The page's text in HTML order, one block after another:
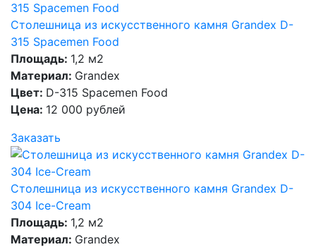
Столешница из искусственного камня Grandex D-
315 Spacemen Food
Площадь: 1,2 м2
Материал: Grandex
Цвет: D-315 Spacemen Food
Цена: 12 000 рублей
Заказать
Столешница из искусственного камня Grandex D-
304 Ice-Cream
Площадь: 1,2 м2
Материал: Grandex